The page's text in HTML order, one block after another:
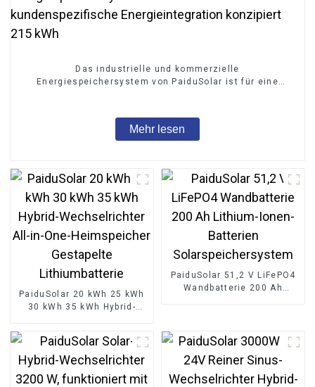
Das industrielle und kommerzielle
Energiespeichersystem von PaiduSolar ist für eine
Mehr lesen
PaiduSolar 20 kWh 25 kWh
30 kWh 35 kWh Hybrid-
Lithiumbatterie
PaiduSolar 51,2 V LiFePO4
Wandbatterie 200 Ah